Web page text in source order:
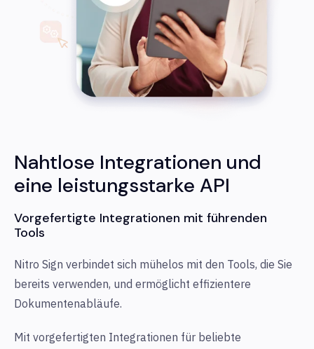
Nahtlose Integrationen und
eine leistungsstarke API
Vorgefertigte Integrationen mit führenden
Tools
Nitro Sign verbindet sich mühelos mit den Tools, die Sie
bereits verwenden, und ermöglicht effizientere
Dokumentenabläufe.
Mit vorgefertigten Integrationen für beliebte